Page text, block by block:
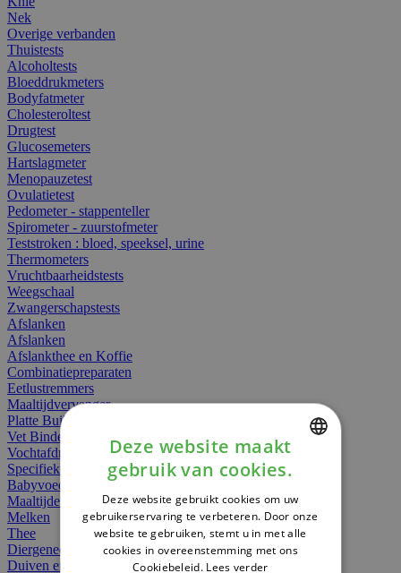
Nek
Overige verbanden
Thuistests
Alcoholtests
Bloeddrukmeters
Bodyfatmeter
Cholesteroltest
Drugtest
Glucosemeters
Hartslagmeter
Menopauzetest
Ovulatietest
Pedometer - stappenteller
Spirometer - zuurstofmeter
Teststroken : bloed, speeksel, urine
Thermometers
Vruchtbaarheidstests
Weegschaal
Zwangerschapstests
Afslanken
Afslanken
Afslankthee en Koffie
Combinatiepreparaten
Eetlustremmers
Maaltijdvervanger
Platte Buik
Vet Binders
Vochtafdrijvers
Specifieke Voeding
Babyvoeding
Maaltijden
Melken
Thee
Diergeneesmiddelen
Duiven en vogels
DUTCH
FRENCH
ENGLISH
Deze website maakt
gebruik van cookies.
Deze website gebruikt cookies om uw
gebruikerservaring te verbeteren. Door onze
website te gebruiken, stemt u in met alle
cookies in overeenstemming met ons
Cookiebeleid. Lees verder